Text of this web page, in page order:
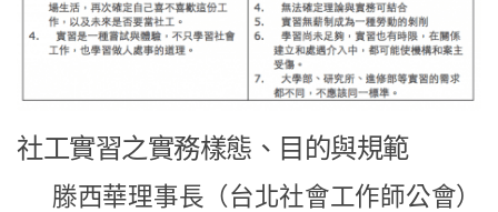
社工實習之實務樣態、目的與規範
滕西華理事長（台北社會工作師公會）